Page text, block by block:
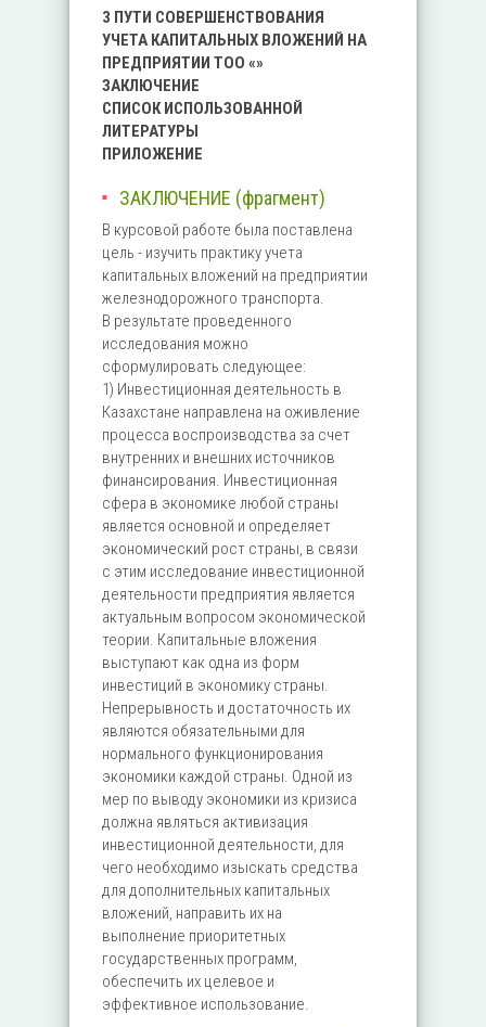
3 ПУТИ СОВЕРШЕНСТВОВАНИЯ
УЧЕТА КАПИТАЛЬНЫХ ВЛОЖЕНИЙ НА
ПРЕДПРИЯТИИ ТОО «»
ЗАКЛЮЧЕНИЕ
СПИСОК ИСПОЛЬЗОВАННОЙ
ЛИТЕРАТУРЫ
ПРИЛОЖЕНИЕ
ЗАКЛЮЧЕНИЕ (фрагмент)
В курсовой работе была поставлена
цель - изучить практику учета
капитальных вложений на предприятии
железнодорожного транспорта.
В результате проведенного
исследования можно
сформулировать следующее:
1) Инвестиционная деятельность в
Казахстане направлена на оживление
процесса воспроизводства за счет
внутренних и внешних источников
финансирования. Инвестиционная
сфера в экономике любой страны
является основной и определяет
экономический рост страны, в связи
с этим исследование инвестиционной
деятельности предприятия является
актуальным вопросом экономической
теории. Капитальные вложения
выступают как одна из форм
инвестиций в экономику страны.
Непрерывность и достаточность их
являются обязательными для
нормального функционирования
экономики каждой страны. Одной из
мер по выводу экономики из кризиса
должна являться активизация
инвестиционной деятельности, для
чего необходимо изыскать средства
для дополнительных капитальных
вложений, направить их на
выполнение приоритетных
государственных программ,
обеспечить их целевое и
эффективное использование.